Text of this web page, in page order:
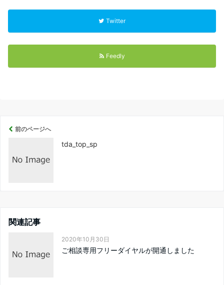
Twitter
Feedly
前のページへ
tda_top_sp
関連記事
2020年10月30日
ご相談専用フリーダイヤルが開通しました